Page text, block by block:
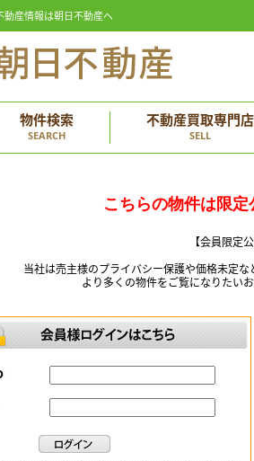
動産情報は朝日不動産へ
物件検索
SEARCH
不動産買取専門店
SELL
こちらの物件は限定
【会員限定
当社は売主様のプライバシー保護や価格未定な
より多くの物件をご覧になりたい